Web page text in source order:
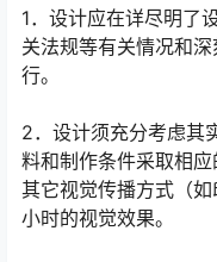
1．设计应在详尽明了
关法规等有关情况和
行。
2．设计须充分考虑其
料和制作条件采取相
其它视觉传播方式（
小时的视觉效果。